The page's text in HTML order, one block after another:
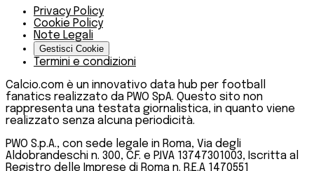
Privacy Policy
Cookie Policy
Note Legali
Gestisci Cookie
Termini e condizioni
Calcio.com è un innovativo data hub per football
fanatics realizzato da PWO SpA. Questo sito non
rappresenta una testata giornalistica, in quanto viene
realizzato senza alcuna periodicità.
PWO S.p.A., con sede legale in Roma, Via degli
Aldobrandeschi n. 300, C.F. e P.IVA 13747301003, Iscritta al
Registro delle Imprese di Roma n. R.E.A 1470551